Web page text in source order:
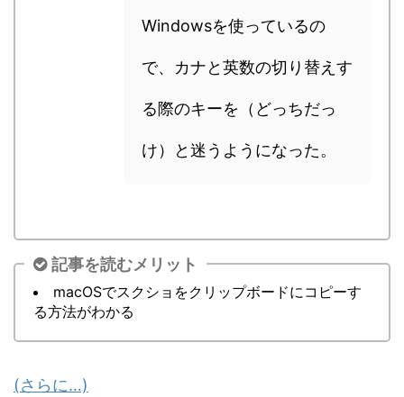
Windowsを使っているの
で、カナと英数の切り替えす
る際のキーを（どっちだっ
け）と迷うようになった。
記事を読むメリット
macOSでスクショをクリップボードにコピーす
る方法がわかる
(さらに…)